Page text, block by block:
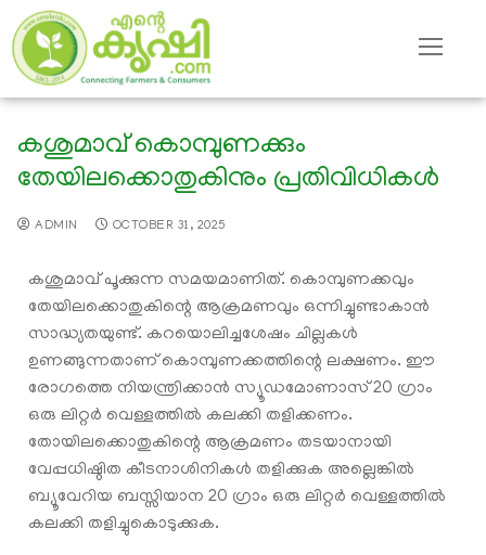
കശുമാവ് കൊമ്പുണക്കും
തേയിലക്കൊതുകിനും പ്രതിവിധികൾ
ADMIN OCTOBER 31, 2025
കശുമാവ് പൂക്കുന്ന സമയമാണിത്. കൊമ്പുണക്കവും
തേയിലക്കൊതുകിന്റെ ആക്രമണവും ഒന്നിച്ചുണ്ടാകാൻ
സാദ്ധ്യതയുണ്ട്. കറയൊലിച്ചശേഷം ചില്ലകൾ
ഉണങ്ങുന്നതാണ് കൊമ്പുണക്കത്തിന്റെ ലക്ഷണം. ഈ
രോഗത്തെ നിയന്ത്രിക്കാൻ സ്യൂഡമോണാസ് 20 ഗ്രാം
ഒരു ലിറ്റർ വെള്ളത്തിൽ കലക്കി തളിക്കണം.
തോയിലക്കൊതുകിന്റെ ആക്രമണം തടയാനായി
വേപ്പധിഷ്ഠിത കീടനാശിനികൾ തളിക്കുക അല്ലെങ്കിൽ
ബ്യൂവേറിയ ബസ്സിയാന 20 ഗ്രാം ഒരു ലിറ്റർ വെള്ളത്തിൽ
കലക്കി തളിച്ചുകൊടുക്കുക.